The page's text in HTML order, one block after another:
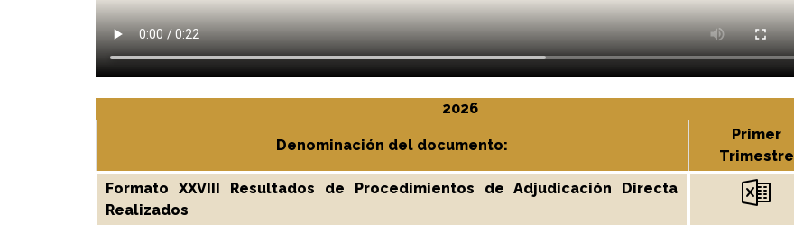
2026
Denominación del documento:
Primer
Trimestre
Formato XXVIII Resultados de Procedimientos de Adjudicación Directa
Realizados